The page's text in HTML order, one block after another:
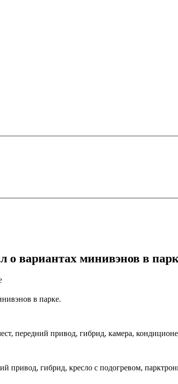
вариантах минивэнов в
в парке.
передний привод, гибрид, камера,
привод, гибрид, кресло с подогревом,